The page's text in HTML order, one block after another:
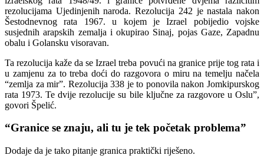
rezolucijama Ujedinjenih naroda. Rezolucija 242 je nastala nakon
Šestodnevnog rata 1967. u kojem je Izrael pobijedio vojske
susjednih arapskih zemalja i okupirao Sinaj, pojas Gaze, Zapadnu
obalu i Golansku visoravan.
Ta rezolucija kaže da se Izrael treba povući na granice prije tog rata i
u zamjenu za to treba doći do razgovora o miru na temelju načela
“zemlja za mir”. Rezolucija 338 je to ponovila nakon Jomkipurskog
rata 1973. Te dvije rezolucije su bile ključne za razgovore u Oslu”,
govori Špelić.
“Granice se znaju, ali tu je tek početak problema”
Dodaje da je tako pitanje granica praktički riješeno.